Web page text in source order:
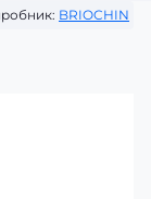
BRIOCHIN